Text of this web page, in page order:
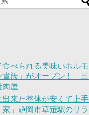
食べられる美味いホルモ
貴族」がオープン！ 三
肉屋
出来た整体が安くて上手
家」静岡市草薙駅のリラ